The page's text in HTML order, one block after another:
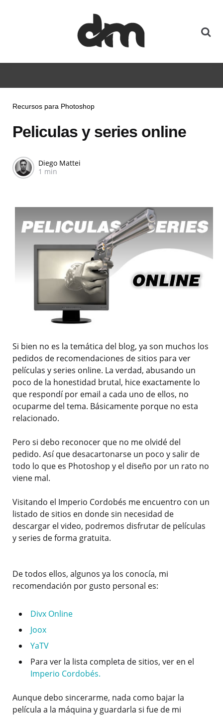
Recursos para Photoshop
Peliculas y series online
Diego Mattei
1 min
Si bien no es la temática del blog, ya son muchos los
pedidos de recomendaciones de sitios para ver
películas y series online. La verdad, abusando un
poco de la honestidad brutal, hice exactamente lo
que respondí por email a cada uno de ellos, no
ocuparme del tema. Básicamente porque no esta
relacionado.
Pero si debo reconocer que no me olvidé del
pedido. Así que desacartonarse un poco y salir de
todo lo que es Photoshop y el diseño por un rato no
viene mal.
Visitando el Imperio Cordobés me encuentro con un
listado de sitios en donde sin necesidad de
descargar el video, podremos disfrutar de películas
y series de forma gratuita.
De todos ellos, algunos ya los conocía, mi
recomendación por gusto personal es:
Divx Online
Joox
YaTV
Para ver la lista completa de sitios, ver en el
Imperio Cordobés.
Aunque debo sincerarme, nada como bajar la
película a la máquina y guardarla si fue de mi